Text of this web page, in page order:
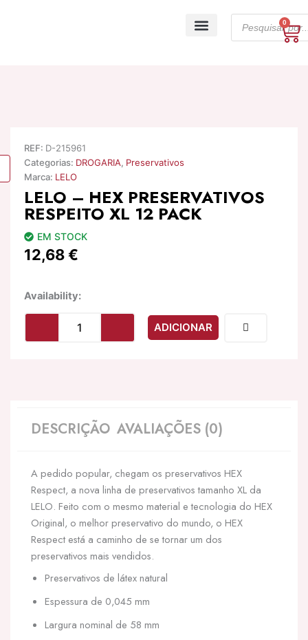
search
0
REF: D-215961
Categorias: DROGARIA, Preservativos
Marca: LELO
LELO – HEX PRESERVATIVOS
RESPEITO XL 12 PACK
EM STOCK
12,68€
Availability:Quantidade
LELO
ADICIONAR
DESCRIÇÃO AVALIAÇÕES (0)
A pedido popular, chegam os preservativos HEX
Respect, a nova linha de preservativos tamanho XL da
LELO. Feito com o mesmo material e tecnologia do HEX
Original, o melhor preservativo do mundo, o HEX
Respect está a caminho de se tornar um dos
preservativos mais vendidos.
Preservativos de látex natural
Espessura de 0,045 mm
Largura nominal de 58 mm